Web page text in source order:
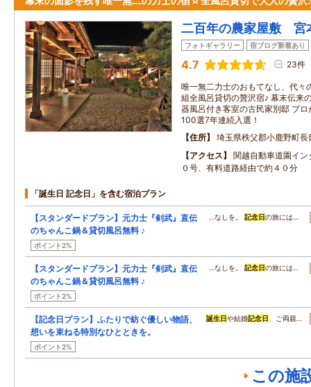
二百年の農家屋敷 宮
フォトギャラリー 宿ブログ新着あり
4.7 23件
唯一無二力士のおもてなし、代々
組全風呂貸切の贅沢宿♪ 幕末伝来
器風呂付き客室の古民家別邸 プ
100選7年連続入選！
住所
埼玉県秩父郡小鹿野町長
アクセス
関越自動車道園イ
０号、有料道路経由で約４０分
「誕生日 記念日」を含む宿泊プラン
【スタンダードプラン】元力士『剣武』直伝
のちゃんこ鍋＆貸切風呂無料 ♪
ポイント2%
…なしを。記念日の旅には…
【スタンダードプラン】元力士『剣武』直伝
のちゃんこ鍋＆貸切風呂無料 ♪
ポイント2%
…なしを。記念日の旅には…
【記念日プラン】ふたりで紡ぐ優しい物語、
想いを束ねる特別なひとときを。
ポイント2%
誕生日や結婚記念日 、ご両親…
この施